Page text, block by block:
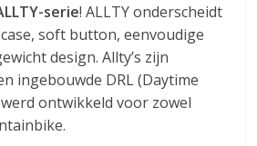
serie! ALLTY onderscheidt
soft button, eenvoudige
design. Allty’s zijn
ingebouwde DRL (Daytime
ontwikkeld voor zowel